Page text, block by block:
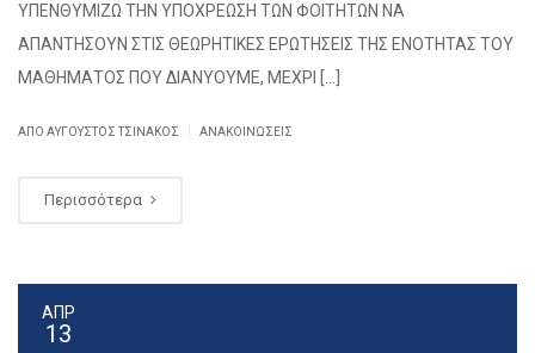
ΥΠΕΝΘΥΜΙΖΩ ΤΗΝ ΥΠΟΧΡΕΩΣΗ ΤΩΝ ΦΟΙΤΗΤΩΝ ΝΑ
ΑΠΑΝΤΗΣΟΥΝ ΣΤΙΣ ΘΕΩΡΗΤΙΚΕΣ ΕΡΩΤΗΣΕΙΣ ΤΗΣ ΕΝΟΤΗΤΑΣ ΤΟΥ
ΜΑΘΗΜΑΤΟΣ ΠΟΥ ΔΙΑΝΥΟΥΜΕ, ΜΕΧΡΙ […]
ΑΠΌ ΑΎΓΟΥΣΤΟΣ ΤΣΙΝΆΚΟΣ ΑΝΑΚΟΙΝΏΣΕΙΣ
Περισσότερα
ΑΠΡ
13